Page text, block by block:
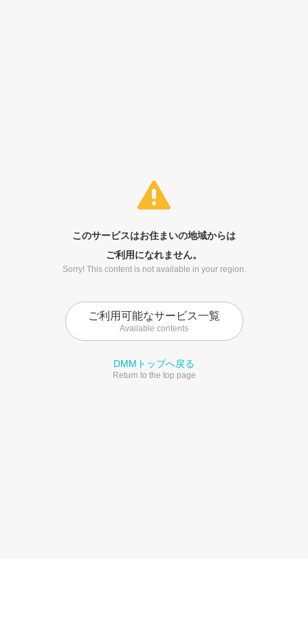
このサービスはお住まいの地域からは
ご利用になれません。
Sorry! This content is not available in your region.
ご利用可能なサービス一覧
Available contents
DMMトップへ戻る
Return to the top page